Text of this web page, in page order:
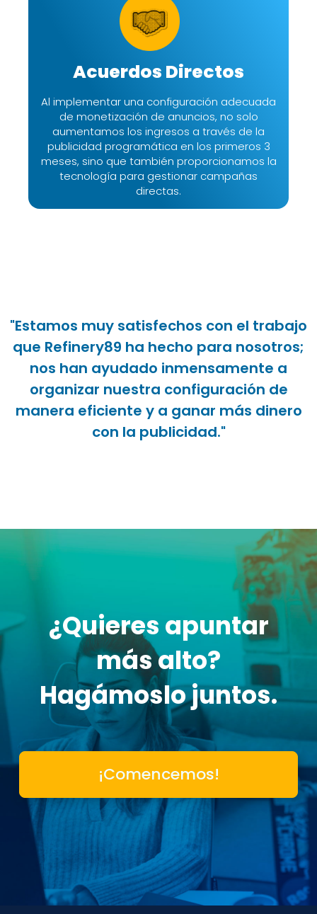
Acuerdos Directos
Al implementar una configuración adecuada
de monetización de anuncios, no solo
aumentamos los ingresos a través de la
publicidad programática en los primeros 3
meses, sino que también proporcionamos la
tecnología para gestionar campañas
directas.
"Estamos muy satisfechos con el trabajo
que Refinery89 ha hecho para nosotros;
nos han ayudado inmensamente a
organizar nuestra configuración de
manera eficiente y a ganar más dinero
con la publicidad."
¿Quieres apuntar
más alto?
Hagámoslo juntos.
¡Comencemos!